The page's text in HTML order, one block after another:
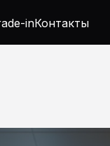
inКонтакты